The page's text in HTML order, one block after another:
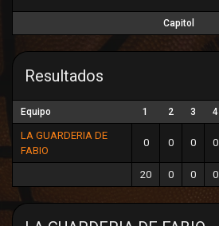
Capitol
Resultados
Equipo 1 2 3 4
LA GUARDERIA DE
FABIO
0 0 0 0
20 0 0 0